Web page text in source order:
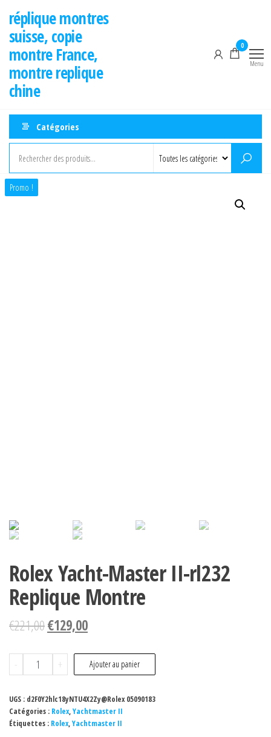
contenu
réplique montres
suisse, copie
montre France,
montre replique
chine
0
Menu
Catégories
Promo !
Rolex Yacht-Master II-rl232
Replique Montre
€221,00€129,00
-
quantité
de
Rolex
Yacht-
Master
+ Ajouter au panier
UGS : d2F0Y2hlc18yNTU4X2Zy@Rolex 05090183
Catégories : Rolex,Yachtmaster II
Étiquettes : Rolex,Yachtmaster II